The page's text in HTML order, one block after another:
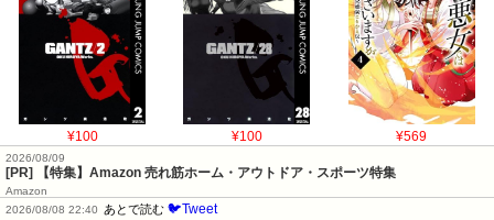
¥100 ¥100 ¥569
2026/08/09
[PR] 【特集】Amazon 売れ筋ホーム・アウトドア・スポーツ特集
Amazon
2026/08/08 22:40
あとで読む 🐦Tweet